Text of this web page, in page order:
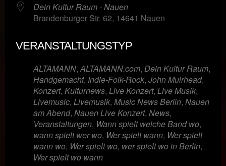
Dein Kultur Raum - Nauen
Brandenburger Str. 62, 14641 Nauen
VERANSTALTUNGSTYP
ALTAMANN,ALTAMANN.com, Dein Kultur Raum,
Handgemacht, Indie-Folk-Rock, John Muirhead,
Konzert, Kulturnews, Live Konzert, Live Musik,
Livemusic, Livemusik, Music News Berlin, Nauen
am Abend, Nauen Live Konzert, News,
Veranstaltungen, Wann spielt welche Band wo,
wann spielt wer wo, Wer spielt wann, Wer spielt
wann wo, Wer spielt wo, wer spielt wo in Berlin,
Wer spielt wo wann